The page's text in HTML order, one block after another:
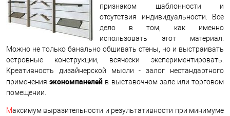
признаком шаблонности и
отсутствия индивидуальности. Все
дело в том, как именно
использовать этот материал.
Можно не только банально обшивать стены, но и выстраивать
островные конструкции, всячески экспериментировать.
Креативность дизайнерской мысли - залог нестандартного
примененияэкономпанелей в выставочном зале или торговом
помещении.
Максимум выразительности и результативности при минимуме